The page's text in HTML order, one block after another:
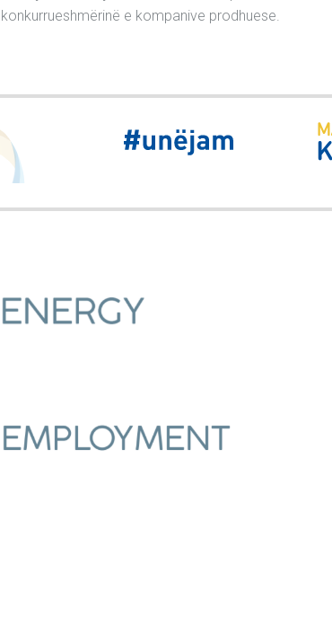
konkurrueshmërinë e kompanive prodhuese.